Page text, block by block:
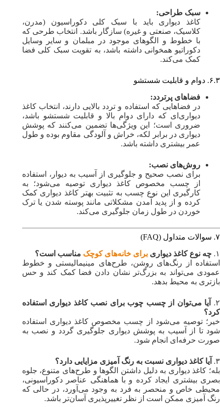
سبک طراحی:
کاغذ دیواری باید با سبک کلی دکوراسیون (مدرن،
کلاسیک، صنعتی و غیره) سازگار باشد. انتخاب طرحی که
با خطوط و الگوهای موجود در مبلمان و سایر وسایل
دکوراتیو همخوانی داشته باشد، به تقویت سبک کلی فضا
کمک می‌کند.
۶.۳. دوام و قابلیت شستشو
فضاهای پرتردد:
در فضاهایی که استفاده و تردد بالایی دارند، انتخاب کاغذ
دیواری‌ای که دارای دوام بالا و قابلیت شستشو باشد،
ضروری است؛ این ویژگی‌ها تضمین می‌کنند که پوشش
دیواری در برابر لکه، خراش و آلودگی مقاوم بوده و طول
عمر بیشتری داشته باشد.
روش‌های نصب:
برای نصب صحیح و جلوگیری از آسیب به دیوار، استفاده
از چسب مخصوص کاغذ دیواری توصیه می‌شود؛ به
کارگیری این نوع چسب به تثبیت بهتر کاغذ دیواری کمک
کرده و از پدید آمدن مشکلاتی مانند پوسته شدن یا ترک
خوردن در طول زمان جلوگیری می‌کند.
۷. سوالات متداول (FAQ)
۱. چه نوع کاغذ دیواری برای خانه‌های کوچک مناسب است؟
استفاده از رنگ‌های روشن، طرح‌های مینیمالیستی و خطوط
عمودی می‌تواند به بزرگ‌تر نشان دادن فضا کمک کند و حس
بازتری به محیط بدهد.
۲.
آیا می‌توان از چسب چوب برای نصب کاغذ دیواری استفاده
کرد؟
خیر؛ توصیه می‌شود از چسب مخصوص کاغذ دیواری استفاده
شود تا از آسیب به پوشش دیواری جلوگیری گردد و نصب به
صورت حرفه‌ای انجام شود.
۳.
آیا کاغذ دیواری نسبت به رنگ آمیزی مزایایی دارد؟
بله؛ کاغذ دیواری به دلیل داشتن الگوها و طرح‌های متنوع، جلوه
بصری بیشتری ایجاد کرده و با هماهنگی عناصر دکوراسیونی،
محیطی خاص و منحصر به فرد به وجود می‌آورد، در حالی که
رنگ آمیزی ممکن است از نظر تغییرپذیری آسان‌تر باشد.